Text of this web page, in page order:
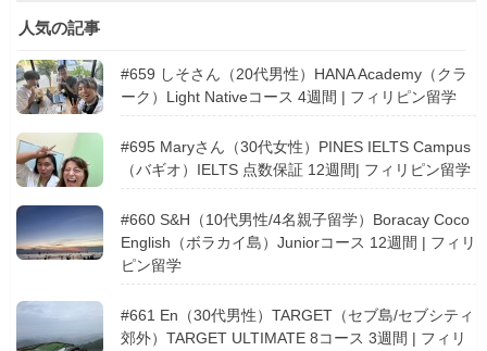
人気の記事
#659 しそさん（20代男性）HANA Academy（クラ
ーク）Light Nativeコース 4週間 | フィリピン留学
#695 Maryさん（30代女性）PINES IELTS Campus
（バギオ）IELTS 点数保証 12週間| フィリピン留学
#660 S&H（10代男性/4名親子留学）Boracay Coco
English（ボラカイ島）Juniorコース 12週間 | フィリ
ピン留学
#661 En（30代男性）TARGET（セブ島/セブシティ
郊外）TARGET ULTIMATE 8コース 3週間 | フィリ